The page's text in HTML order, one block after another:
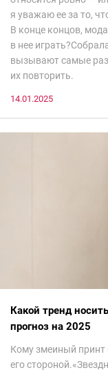
я уважаю ее за то,
В конце концов,
в нее
вызывают самые
их повторить.
14.01.2025
Какой тренд
прогноз на 2025
Кому змеиный принт
его